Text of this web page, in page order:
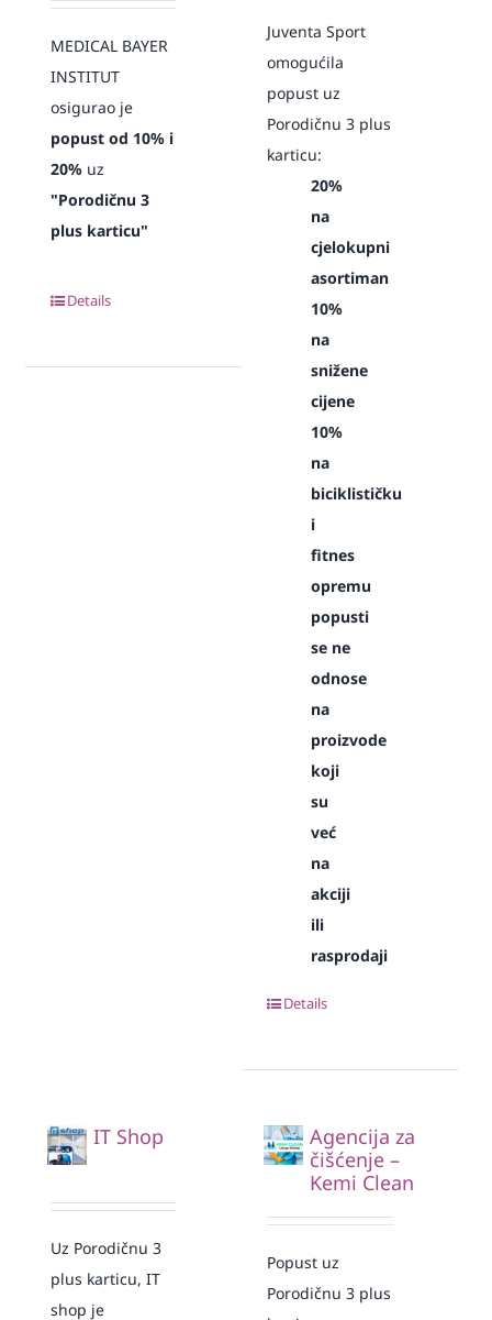
MEDICAL BAYER
INSTITUT
osigurao je
popust od 10% i
20%uz
"Porodičnu 3
plus karticu"
Details
Juventa Sport
omogućila
popust uz
Porodičnu 3 plus
karticu:
20%
na
cjelokupni
asortiman
10%
na
snižene
cijene
10%
na
biciklističku
i
fitnes
opremu
popusti
se ne
odnose
na
proizvode
koji
su
već
na
akciji
ili
rasprodaji
Details
IT Shop
Uz Porodičnu 3
plus karticu, IT
shop je
Agencija za
čišćenje –
Kemi Clean
Popust uz
Porodičnu 3 plus